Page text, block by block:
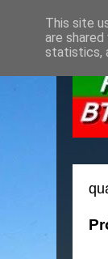
This site
are
statistics,